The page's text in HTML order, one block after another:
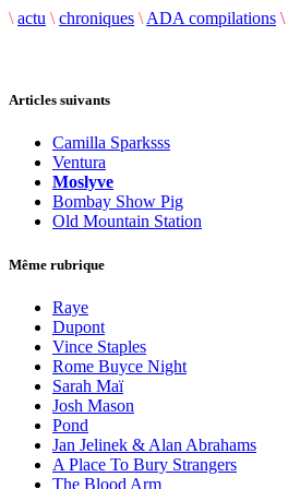
\ actu \ chroniques \ ADA compilations \
Articles suivants
Camilla Sparksss
Ventura
Moslyve
Bombay Show Pig
Old Mountain Station
Même rubrique
Raye
Dupont
Vince Staples
Rome Buyce Night
Sarah Maï
Josh Mason
Pond
Jan Jelinek & Alan Abrahams
A Place To Bury Strangers
The Blood Arm